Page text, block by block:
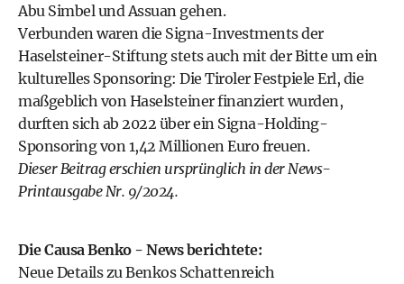
Abu Simbel und Assuan gehen.
Verbunden waren die Signa-Investments der
Haselsteiner-Stiftung stets auch mit der Bitte um ein
kulturelles Sponsoring: Die Tiroler Festpiele Erl, die
maßgeblich von Haselsteiner finanziert wurden,
durften sich ab 2022 über ein Signa-Holding-
Sponsoring von 1,42 Millionen Euro freuen.
Dieser Beitrag erschien ursprünglich in der News-
PrintausgabeNr. 9/2024.
Die Causa Benko - News berichtete:
Neue Details zu Benkos Schattenreich